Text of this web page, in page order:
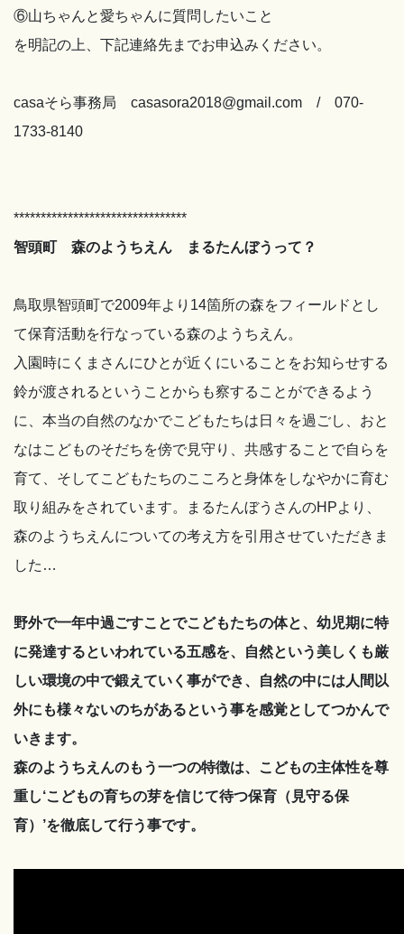
⑥山ちゃんと愛ちゃんに質問したいこと
を明記の上、下記連絡先までお申込みください。
casaそら事務局 casasora2018@gmail.com / 070-
1733-8140
********************************
智頭町 森のようちえん まるたんぼうって？
鳥取県智頭町で2009年より14箇所の森をフィールドとし
て保育活動を行なっている森のようちえん。
入園時にくまさんにひとが近くにいることをお知らせする
鈴が渡されるということからも察することができるよう
に、本当の自然のなかでこどもたちは日々を過ごし、おと
なはこどものそだちを傍で見守り、共感することで自らを
育て、そしてこどもたちのこころと身体をしなやかに育む
取り組みをされています。まるたんぼうさんのHPより、
森のようちえんについての考え方を引用させていただきま
した…
野外で一年中過ごすことでこどもたちの体と、幼児期に特
に発達するといわれている五感を、自然という美しくも厳
しい環境の中で鍛えていく事ができ、自然の中には人間以
外にも様々ないのちがあるという事を感覚としてつかんで
いきます。
森のようちえんのもう一つの特徴は、こどもの主体性を尊
重し‘こどもの育ちの芽を信じて待つ保育（見守る保
育）’を徹底して行う事です。